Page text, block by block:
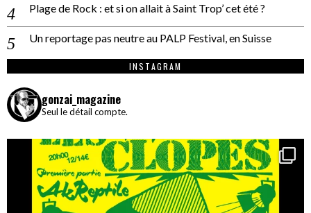
Plage de Rock : et si on allait à Saint Trop’ cet été ?
Un reportage pas neutre au PALP Festival, en Suisse
INSTAGRAM
gonzai_magazine
Seul le détail compte.